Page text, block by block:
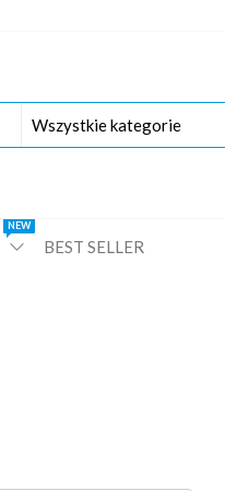
NEW
BEST SELLER